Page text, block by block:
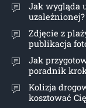
Jak wygląda
uzależnionej?
Zdjęcie z
publikacja
Jak
poradnik
Kolizja
kosztować